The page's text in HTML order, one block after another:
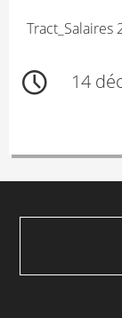
Tract_Salaires
14